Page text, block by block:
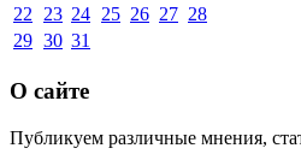
22
23 24 25 26 27 28
29 30 31
О сайте
Публикуем различные мнения,